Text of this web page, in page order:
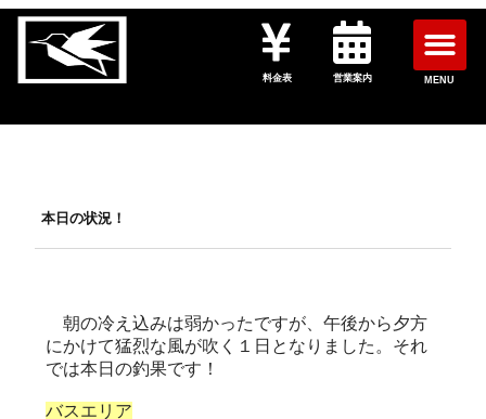
料金表 営業案内 MENU
本日の状況！
朝の冷え込みは弱かったですが、午後から夕方
にかけて猛烈な風が吹く１日となりました。それ
では本日の釣果です！
バスエリア